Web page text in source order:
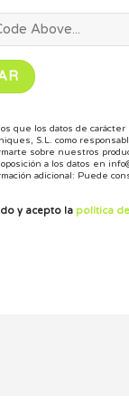
que los datos de
S.L. como
sobre nuestros
a los datos en
adicional: Puede
y acepto la política